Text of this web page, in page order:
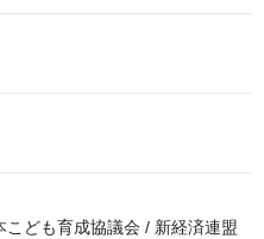
ども育成協議会 / 新経済連盟